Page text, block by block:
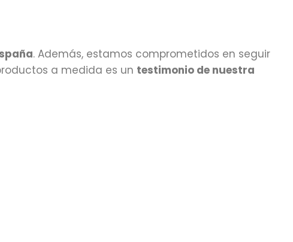
. Además, estamos comprometidos en seguir
a medida es un testimonio de nuestra